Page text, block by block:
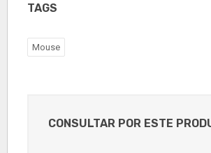
TAGS
Mouse
CONSULTAR POR ESTE